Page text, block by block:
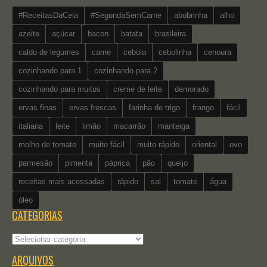
#ReceitasDaCeia #SegundaSemCarne abobrinha alho
azeite açúcar bacon batata brasileira
caldo de legumes carne cebola cebolinha cenoura
cozinhando para 1 cozinhando para 2
cozinhando para muitos creme de leite demorado
ervas finas ervas frescas farinha de trigo frango fácil
italiana leite limão macarrão manteiga
molho de tomate muito fácil muito rápido oriental ovo
parmesão pimenta páprica pão queijo
receitas mais acessadas rápido sal tomate água
óleo
CATEGORIAS
Categorias
ARQUIVOS